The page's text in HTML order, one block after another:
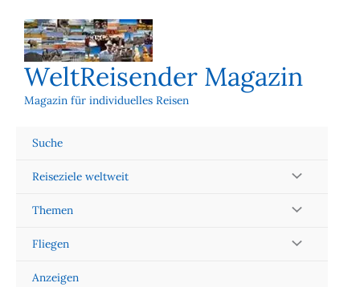
Inhalt
springen
WeltReisender Magazin
Magazin für individuelles Reisen
Suche
Reiseziele weltweit
Themen
Fliegen
Anzeigen